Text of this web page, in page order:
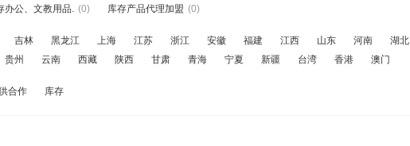
办公、文教用品. (0) 库存产品代理加盟 (0)
吉林 黑龙江 上海 江苏 浙江 安徽 福建 江西 山东 河南
湖北
贵州
云南 西藏 陕西 甘肃 青海 宁夏 新疆 台湾 香港 澳门
合作 库存